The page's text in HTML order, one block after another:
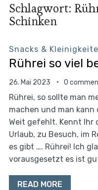
Schlagwort:
Schinken
Snacks &
Rührei so viel
26. Mai 2023 0
Rührei, so sollte man
machen und man
Weit gefehlt. Kennt Ihr
Urlaub, zu Besuch, im
es gibt …. Rührei! Ich
vorausgesetzt es ist
READ MORE